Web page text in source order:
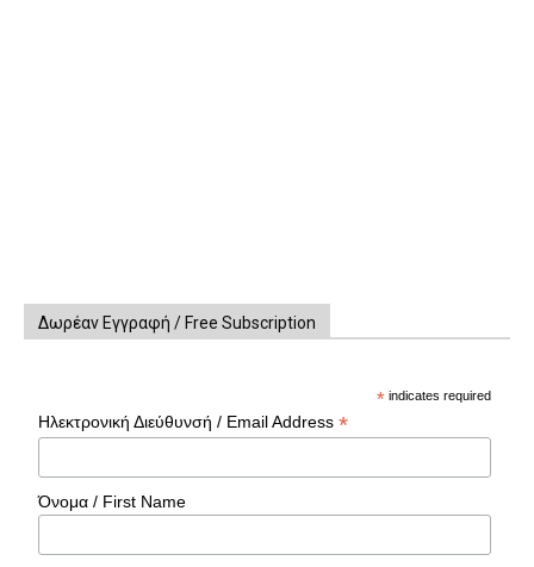
Δωρέαν Εγγραφή / Free Subscription
* indicates required
Ηλεκτρονική Διεύθυνσή / Email Address*
Όνομα / First Name